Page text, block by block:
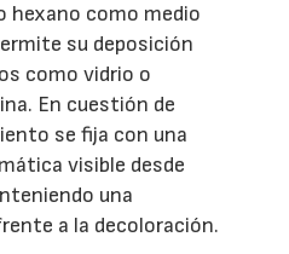
hexano como medio
su deposición
como vidrio o
En cuestión de
se fija con una
visible desde
una
a la decoloración.